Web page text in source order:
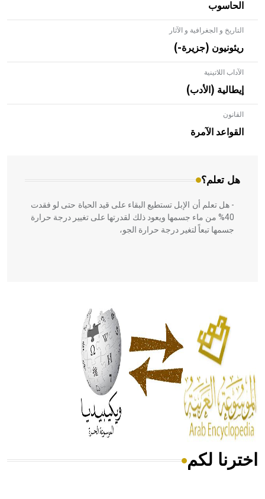
الحاسوب
التاريخ و الجغرافية و الآثار
ريئونيون (جزيرة-)
الآداب اللاتينية
إيطالية (الأدب)
القانون
القواعد الآمرة
هل تعلم؟
- هل تعلم أن الأبلق نوع من الفنون الهندسية التي ارتبطت
بالعمارة الإسلامية في بلاد الشام ومصر خاصة، حيث يحرص
المعمار على بناء مداميكه وخاصة في الواجهات
- هل تعلم أن الإبل تستطيع البقاء على قيد الحياة حتى لو فقدت
40% من ماء جسمها ويعود ذلك لقدرتها على تغيير درجة حرارة
جسمها تبعاً لتغير درجة حرارة الجو،
الحكم، الأدلة، تنظيم التغذية، ورسالته في جروح الرأس. ويعود
له الفضل بأنه حرر الطب من الدين والفلسفة.
- هل تعلم أن المرجان إفراز حيواني يتكون في البحر ويتركب
من مادة كربونات الكلسيوم، وهو أحمر أو شديد الحمرة وهو
أجود أنواعه، ويمتاز بكبر الحجم ويسمى الش
هل تعلم أن الأبسيد كلمة فرنسية اللفظ تم اعتمادها مصطلحاً
اخترنا لكم